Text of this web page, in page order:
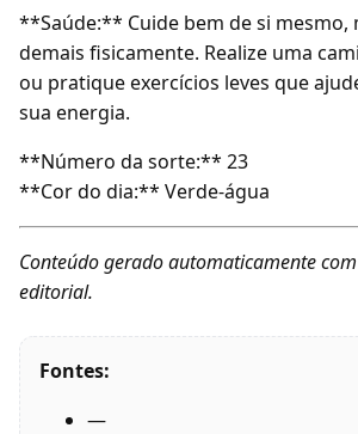
**Saúde:** Cuide bem de si mesmo,
demais fisicamente. Realize uma
ou pratique exercícios leves que
sua energia.
**Número da sorte:** 23
**Cor do dia:** Verde-água
Conteúdo gerado automaticamente
editorial.
Fontes:
—